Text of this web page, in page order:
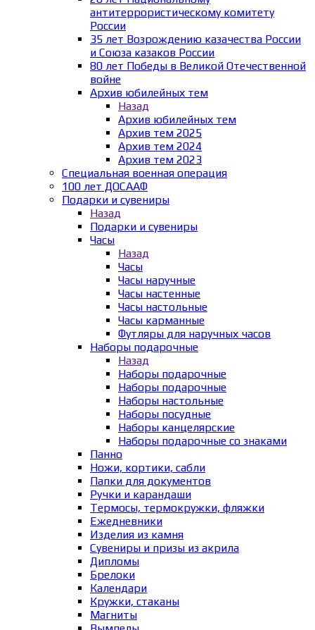
антитеррористическому комитету
России
35 лет Возрождению казачества России
и Союза казаков России
80 лет Победы в Великой Отечественной
войне
Архив юбилейных тем
Назад
Архив юбилейных тем
Архив тем 2025
Архив тем 2024
Архив тем 2023
Специальная военная операция
100 лет ДОСААФ
Подарки и сувениры
Назад
Подарки и сувениры
Часы
Назад
Часы
Часы наручные
Часы настенные
Часы настольные
Часы карманные
Футляры для наручных часов
Наборы подарочные
Назад
Наборы подарочные
Наборы подарочные
Наборы настольные
Наборы посудные
Наборы канцелярские
Наборы подарочные со знаками
Панно
Ножи, кортики, сабли
Папки для документов
Ручки и карандаши
Термосы, термокружки, фляжки
Ежедневники
Изделия из камня
Сувениры и призы из акрила
Дипломы
Брелоки
Календари
Кружки, стаканы
Магниты